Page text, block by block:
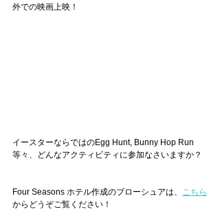
外での映画上映！
イースターならではのEgg Hunt, Bunny Hop Run
等々、どんなアクティビティに参加なさいますか？
Four Seasons ホテル作成のブローシュアは、 こちら
からどうぞご覧ください！